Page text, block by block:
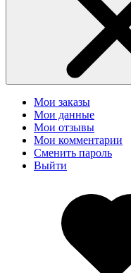
Мои заказы
Мои данные
Мои отзывы
Мои комментарии
Сменить пароль
Выйти